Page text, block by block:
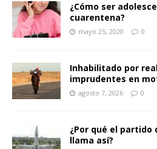
¿Cómo ser
cuarentena?
mayo 25, 2020 0
Inhabilitado por
imprudentes en
agosto 7, 2026 0
¿Por qué el partido
llama así?